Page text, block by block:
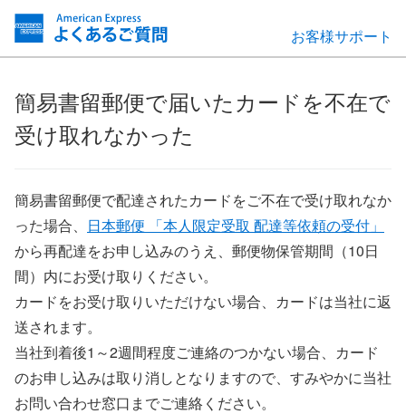
お客様サポート
簡易書留郵便で届いたカードを不在で
受け取れなかった
簡易書留郵便で配達されたカードをご不在で受け取れなか
った場合、 日本郵便 「本人限定受取 配達等依頼の受付」
から再配達をお申し込みのうえ、郵便物保管期間（10日
間）内にお受け取りください。
カードをお受け取りいただけない場合、カードは当社に返
送されます。
当社到着後1～2週間程度ご連絡のつかない場合、カード
のお申し込みは取り消しとなりますので、すみやかに当社
お問い合わせ窓口までご連絡ください。